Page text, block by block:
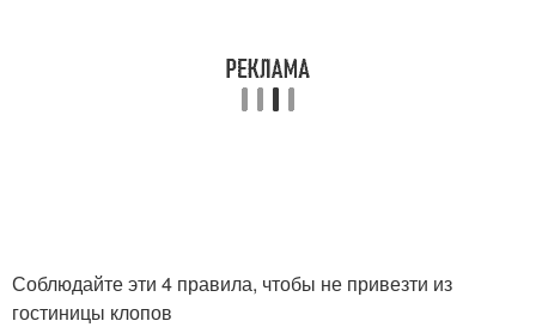
Соблюдайте эти 4 правила, чтобы не привезти из
гостиницы клопов